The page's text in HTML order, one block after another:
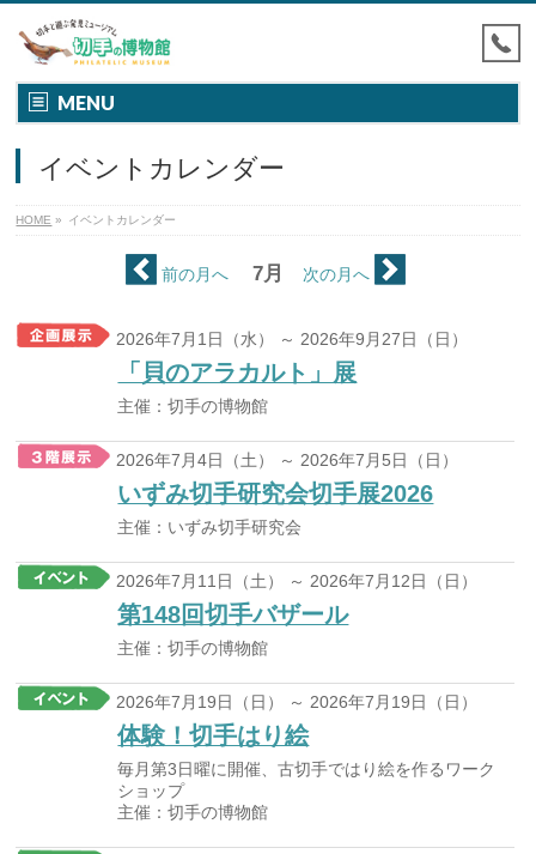
MENU
イベントカレンダー
HOME » イベントカレンダー
前の月へ 7月 次の月へ
2026年7月1日（水） ～ 2026年9月27日（日）
「貝のアラカルト」展
主催：切手の博物館
2026年7月4日（土） ～ 2026年7月5日（日）
いずみ切手研究会切手展2026
主催：いずみ切手研究会
2026年7月11日（土） ～ 2026年7月12日（日）
第148回切手バザール
主催：切手の博物館
2026年7月19日（日） ～ 2026年7月19日（日）
体験！切手はり絵
毎月第3日曜に開催、古切手ではり絵を作るワーク
ショップ
主催：切手の博物館